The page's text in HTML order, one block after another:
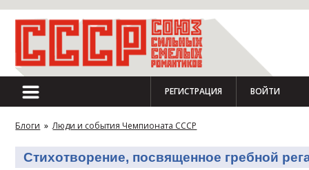
РЕГИСТРАЦИЯ ВОЙТИ
Блоги » Люди и события Чемпионата СССР
Стихотворение, посвященное гребной